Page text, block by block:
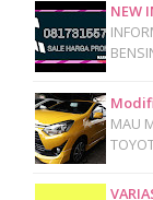
NEW
MAU